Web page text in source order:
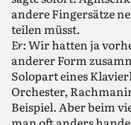
andere Fingersätze
teilen müsst.
Er:Wir hatten ja
anderer Form
Solopart eines
Orchester,
Beispiel. Aber beim